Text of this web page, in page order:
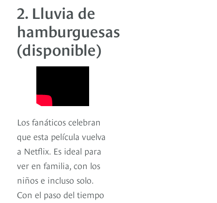
2. Lluvia de
hamburguesas
(disponible)
Los fanáticos celebran
que esta película vuelva
a Netflix. Es ideal para
ver en familia, con los
niños e incluso solo.
Con el paso del tiempo